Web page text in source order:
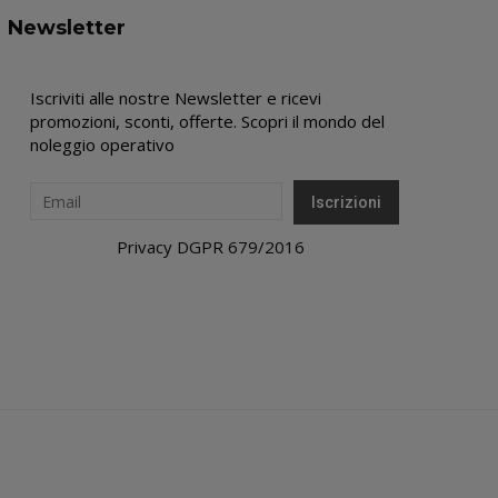
Newsletter
Iscriviti alle nostre Newsletter e ricevi
promozioni, sconti, offerte. Scopri il mondo del
noleggio operativo
Privacy DGPR 679/2016